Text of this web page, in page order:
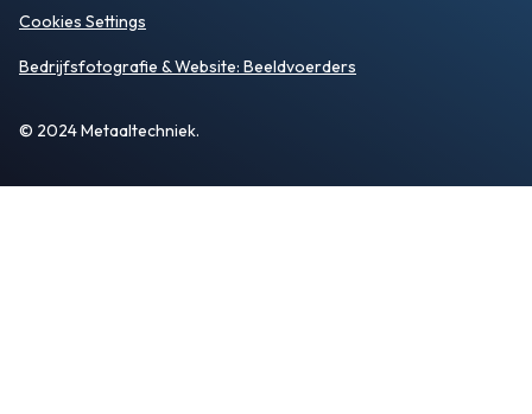
© 2024 Metaaltechniek.
Cookies Settings
Bedrijfsfotografie & Website: Beeldvoerders